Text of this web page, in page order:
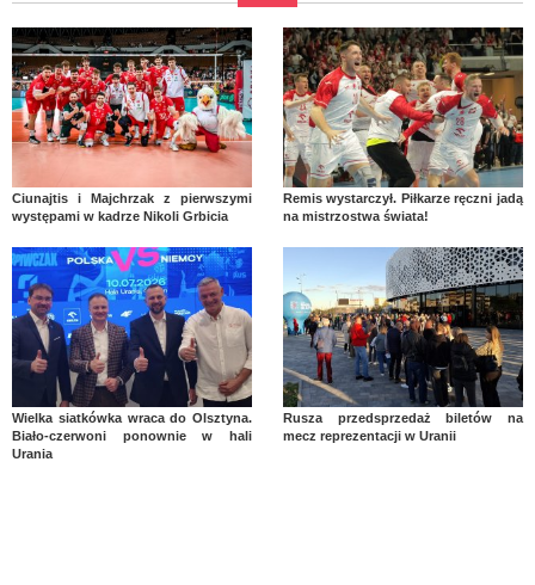
Ciunajtis i Majchrzak z pierwszymi
występami w kadrze Nikoli Grbicia
Remis wystarczył. Piłkarze ręczni jadą
na mistrzostwa świata!
Wielka siatkówka wraca do Olsztyna.
Biało-czerwoni ponownie w hali
Urania
Rusza przedsprzedaż biletów na
mecz reprezentacji w Uranii